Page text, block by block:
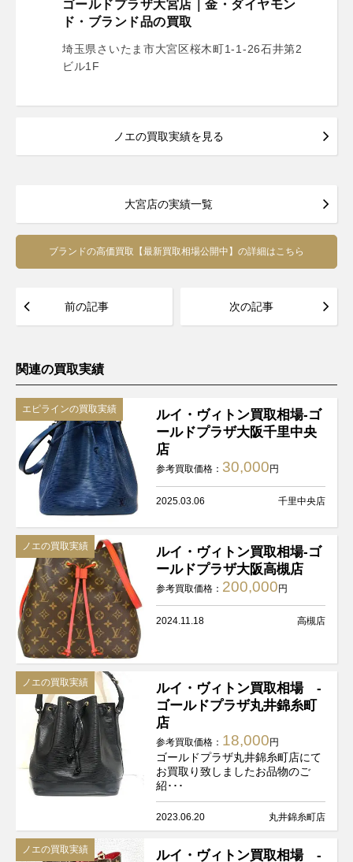
ゴールドプラザ大宮店｜金・ダイヤモン
ド・ブランド品の買取
埼玉県さいたま市大宮区桜木町1-1-26石井第2
ビル1F
ノエの買取実績を見る
大宮店の実績一覧
ブランドの高価買取【最新買取相場公開中】の詳細はこちら
前の記事 次の記事
関連の買取実績
エピラインの買取実績
ルイ・ヴィトン買取相場-ゴ
ールドプラザ大阪千里中央
店
参考買取価格： 30,000 円
2025.03.06 千里中央店
ノエの買取実績
ルイ・ヴィトン買取相場-ゴ
ールドプラザ大阪高槻店
参考買取価格： 200,000円
2024.11.18 高槻店
ノエの買取実績
ルイ・ヴィトン買取相場 -
ゴールドプラザ丸井錦糸町
店
参考買取価格： 18,000円
ゴールドプラザ丸井錦糸町店にて
お買取り致しましたお品物のご
紹･･･
2023.06.20 丸井錦糸町店
ノエの買取実績 ルイ・ヴィトン買取相場 -